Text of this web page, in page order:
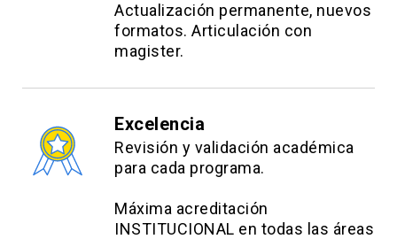
Actualización permanente, nuevos
formatos. Articulación con
magister.
Excelencia
Revisión y validación académica
para cada programa.
Máxima acreditación
INSTITUCIONAL en todas las áreas